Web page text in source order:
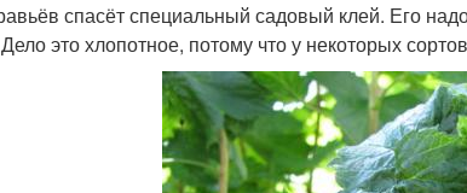
спасёт специальный садовый клей. Его
Дело это хлопотное, потому что у некоторых